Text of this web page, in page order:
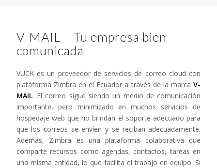
V-MAIL – Tu empresa bien
comunicada
VUCK es un proveedor de servicios de correo cloud con
plataforma Zimbra en el Ecuador a través de la marcaV-
MAIL. El correo sigue siendo un medio de comunicación
importante, pero minimizado en muchos servicios de
hospedaje web que no brindan el soporte adecuado para
que los correos se envíen y se reciban adecuadamente.
Además, Zimbra es una plataforma colaborativa que
comparte recursos como agendas, contactos, tareas en
una misma entidad, lo que facilita el trabajo en equipo. Si